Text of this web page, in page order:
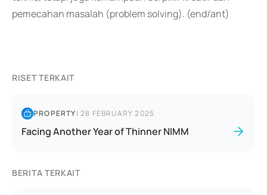
pemecahan masalah (problem solving). (end/ant)
RISET TERKAIT
PROPERTY|28 FEBRUARY 2025
Facing Another Year of Thinner NIMM
BERITA TERKAIT